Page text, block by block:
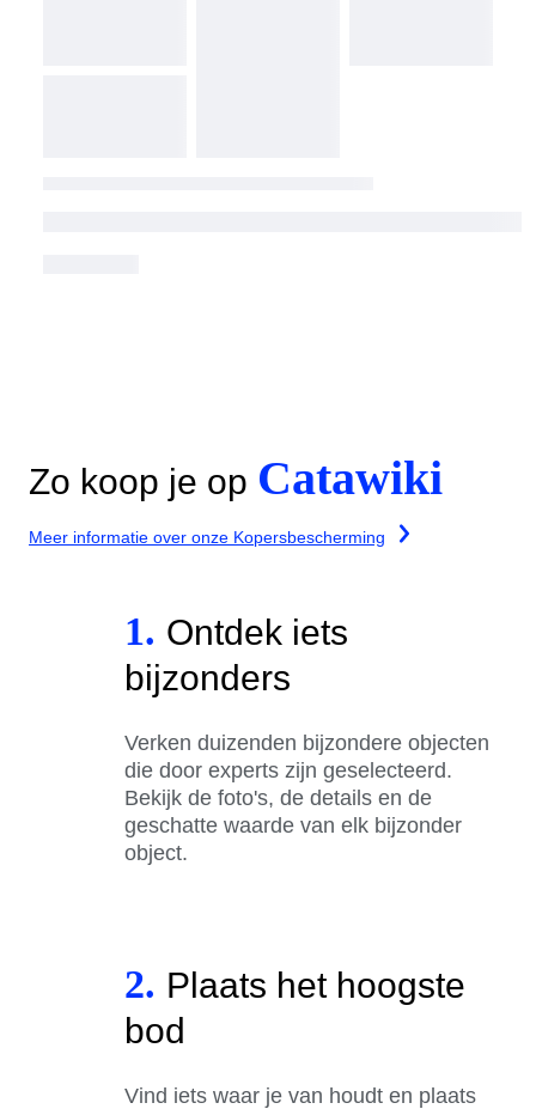
Zo koop je op Catawiki
Meer informatie over onze Kopersbescherming
1. Ontdek iets
bijzonders
Verken duizenden bijzondere objecten
die door experts zijn geselecteerd.
Bekijk de foto's, de details en de
geschatte waarde van elk bijzonder
object.
2. Plaats het hoogste
bod
Vind iets waar je van houdt en plaats